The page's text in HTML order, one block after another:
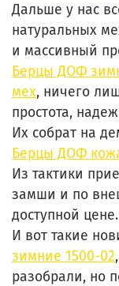
Дальше у нас
натуральных
и массивный
Берцы ДОФ
мех, ничего
простота,
Их собрат на
Берцы ДОФ
Из тактики
замши и по
доступной цене.
И вот такие
зимние 1500-02
разобрали, но